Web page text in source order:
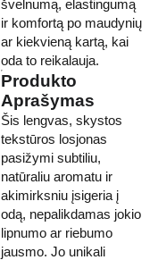
švelnumą, elastingumą
ir komfortą po maudynių
ar kiekvieną kartą, kai
oda to reikalauja.
Produkto
Aprašymas
Šis lengvas, skystos
tekstūros losjonas
pasižymi subtiliu,
natūraliu aromatu ir
akimirksniu įsigeria į
odą, nepalikdamas jokio
lipnumo ar riebumo
jausmo. Jo unikali